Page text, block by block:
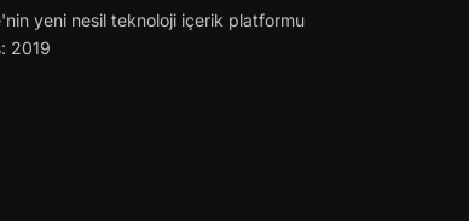
yeni nesil teknoloji içerik platformu
2019